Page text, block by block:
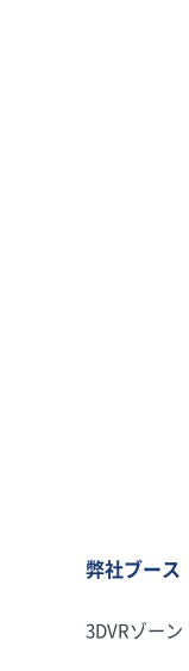
弊社ブース
3DVRゾーン